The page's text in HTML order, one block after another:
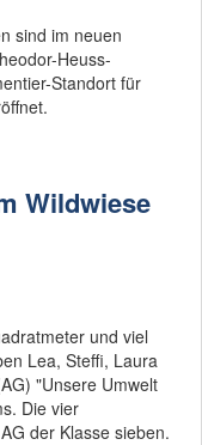
sind im neuen
Heuss-
Standort für
Wildwiese
und viel
Lea, Steffi, Laura
"Unsere Umwelt
Die vier
der Klasse sieben.